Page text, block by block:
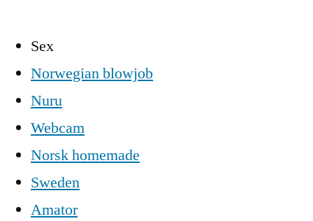
Sex
Norwegian blowjob
Nuru
Webcam
Norsk homemade
Sweden
Amator